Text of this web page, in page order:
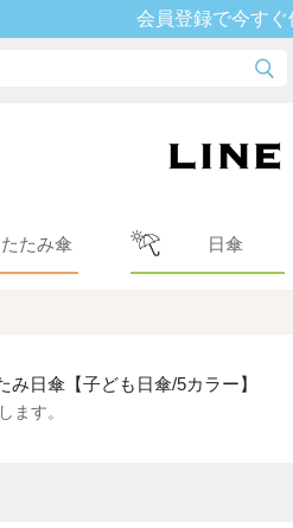
会員登録で今す
たみ傘 日傘
日傘【子ども日傘/5カラー】
ます。